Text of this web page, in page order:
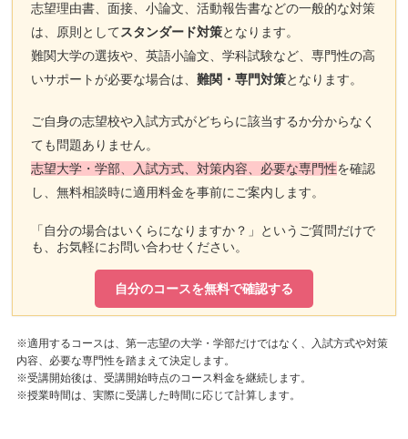
志望理由書、面接、小論文、活動報告書などの一般的な対策
は、原則としてスタンダード対策となります。
難関大学の選抜や、英語小論文、学科試験など、専門性の高
いサポートが必要な場合は、難関・専門対策となります。
ご自身の志望校や入試方式がどちらに該当するか分からなく
ても問題ありません。
志望大学・学部、入試方式、対策内容、必要な専門性を確認
し、無料相談時に適用料金を事前にご案内します。
「自分の場合はいくらになりますか？」というご質問だけで
も、お気軽にお問い合わせください。
自分のコースを無料で確認する
※適用するコースは、第一志望の大学・学部だけではなく、入試方式や対策
内容、必要な専門性を踏まえて決定します。
※受講開始後は、受講開始時点のコース料金を継続します。
※授業時間は、実際に受講した時間に応じて計算します。